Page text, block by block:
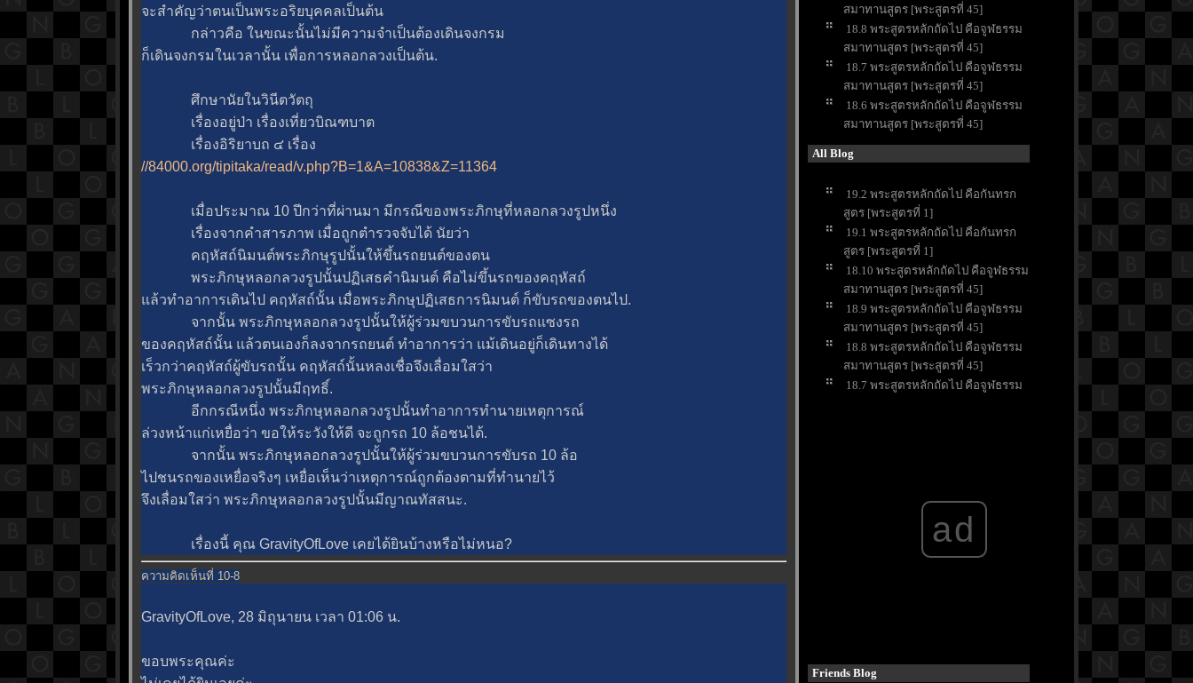
จะสำคัญว่าตนเป็นพระอริยบุคคลเป็นต้น
กล่าวคือ ในขณะนั้นไม่มีความจำเป็นต้องเดินจงกรม
ก็เดินจงกรมในเวลานั้น เพื่อการหลอกลวงเป็นต้น.
ศึกษานัยในวินีตวัตถุ
เรื่องอยู่ป่า เรื่องเที่ยวบิณฑบาต
เรื่องอิริยาบถ ๔ เรื่อง
//84000.org/tipitaka/read/v.php?B=1&A=10838&Z=11364
เมื่อประมาณ 10 ปีกว่าที่ผ่านมา มีกรณีของพระภิกษุที่หลอกลวงรูปหนึ่ง
เรื่องจากคำสารภาพ เมื่อถูกตำรวจจับได้ นัยว่า
คฤหัสถ์นิมนต์พระภิกษุรูปนั้นให้ขึ้นรถยนต์ของตน
พระภิกษุหลอกลวงรูปนั้นปฏิเสธคำนิมนต์ คือไม่ขึ้นรถของคฤหัสถ์
ล้วทำอาการเดินไป คฤหัสถ์นั้น เมื่อพระภิกษุปฏิเสธการนิมนต์ ก็ขับรถของตนไป.
จากนั้น พระภิกษุหลอกลวงรูปนั้นให้ผู้ร่วมขบวนการขับรถแซงรถ
ของคฤหัสถ์นั้น แล้วตนเองก็ลงจากรถยนต์ ทำอาการว่า แม้เดินอยู่ก็เดินทางได้
เร็วกว่าคฤหัสถ์ผู้ขับรถนั้น คฤหัสถ์นั้นหลงเชื่อจึงเลื่อมใสว่า
พระภิกษุหลอกลวงรูปนั้นมีฤทธิ์.
อีกกรณีหนึ่ง พระภิกษุหลอกลวงรูปนั้นทำอาการทำนายเหตุการณ์
ล่วงหน้าแก่เหยื่อว่า ขอให้ระวังให้ดี จะถูกรถ 10 ล้อชนได้.
จากนั้น พระภิกษุหลอกลวงรูปนั้นให้ผู้ร่วมขบวนการขับรถ 10 ล้อ
ไปชนรถของเหยื่อจริงๆ เหยื่อเห็นว่าเหตุการณ์ถูกต้องตามที่ทำนายไว้
จึงเลื่อมใสว่า พระภิกษุหลอกลวงรูปนั้นมีญาณทัสสนะ.
เรื่องนี้ คุณ GravityOfLove เคยได้ยินบ้างหรือไม่หนอ?
ความคิดเห็นที่ 10-8
GravityOfLove, 28 มิถุนายน เวลา 01:06 น.
ขอบพระคุณค่ะ
สมาทานสูตร [พระสูตรที่ 45]
18.8 พระสูตรหลักถัดไป คือจูฬธรรม
สมาทานสูตร [พระสูตรที่ 45]
18.7 พระสูตรหลักถัดไป คือจูฬธรรม
สมาทานสูตร [พระสูตรที่ 45]
18.6 พระสูตรหลักถัดไป คือจูฬธรรม
สมาทานสูตร [พระสูตรที่ 45]
All Blog
19.2 พระสูตรหลักถัดไป คือกันทรก
สูตร [พระสูตรที่ 1]
19.1 พระสูตรหลักถัดไป คือกันทรก
สูตร [พระสูตรที่ 1]
18.10 พระสูตรหลักถัดไป คือจูฬธรรม
สมาทานสูตร [พระสูตรที่ 45]
18.9 พระสูตรหลักถัดไป คือจูฬธรรม
สมาทานสูตร [พระสูตรที่ 45]
18.8 พระสูตรหลักถัดไป คือจูฬธรรม
สมาทานสูตร [พระสูตรที่ 45]
18.7 พระสูตรหลักถัดไป คือจูฬธรรม
18.4 พระสูตรหลักถัดไป คือจูฬธรรม
สมาทานสูตร [พระสูตรที่ 45]
18.3 พระสูตรหลักถัดไป คือจูฬธรรม
สมาทานสูตร [พระสูตรที่ 45]
17.12 พระสูตรหลักถัดไป คือมหา
ad
Friends Blog